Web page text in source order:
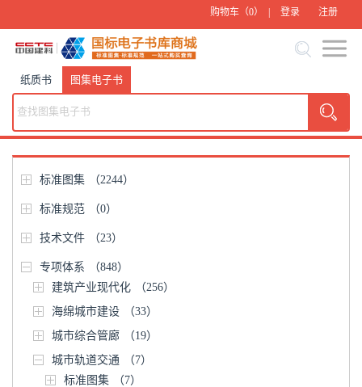
购物车（0） | 登录 注册
纸质书 图集电子书
标准图集 （2244）
标准规范 （0）
技术文件 （23）
专项体系
（848）
建筑产业现代化
（256）
海绵城市建设
（33）
城市综合管廊
（19）
城市轨道交通
（7）
标准图集
（7）